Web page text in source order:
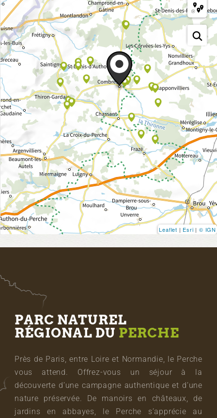
Leaflet | Esri | © IGN
PARC NATUREL
RÉGIONAL DU PERCHE
Près de Paris, entre Loire et Normandie, le Perche
vous attend. Offrez-vous un séjour à la
découverte d’une campagne authentique et d’une
nature préservée. De manoirs en châteaux, de
jardins en abbayes, le Perche s’apprécie au